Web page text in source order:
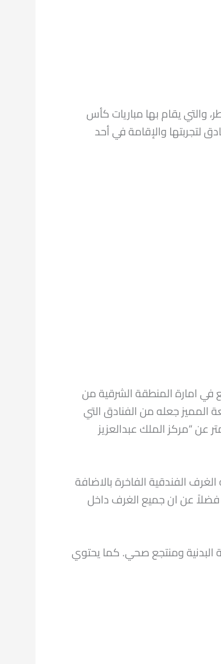
والتي يقام بها مباريات كأس
لتجربتها والإقامة في أحد
امارة المنطقة الشرقية من
المميز جعله من الفنادق التي
حيث يقع بالقرب من الواجهة البحرية بالخبر ويبعد مسافة 22 كيلومتر عن “مركز الملك عبدالعزيز
الفندقية الفاخرة بالاضافة
عن ان جميع الغرف داخل
البدنية ومنتجع صحي. كما يحتوي